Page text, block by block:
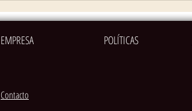
EMPRESA POLÍTICAS
Contacto